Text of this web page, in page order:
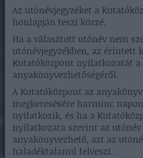
Az utónévjegyzéket a
honlapján teszi közzé.
Ha a választott utónév nem
utónévjegyzékben, az érintett
Kutatóközpont nyilatkozatát
anyakönyvezhetőségéről.
A Kutatóközpont az
megkeresésére harminc
nyilatkozik, és ha a
nyilatkozata szerint az utónév
anyakönyvezhető, azt az
haladéktalanul felveszi.